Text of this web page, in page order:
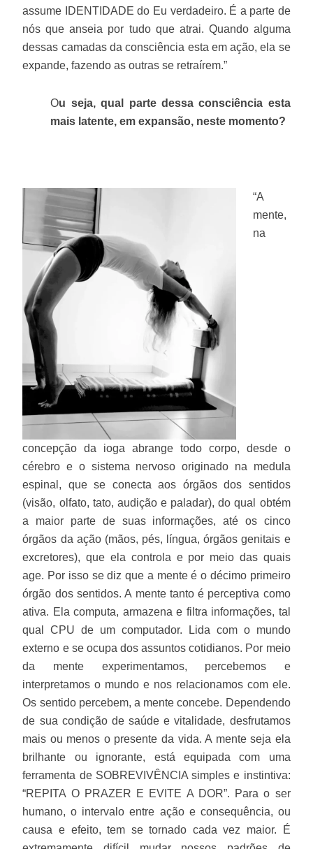
assume IDENTIDADE do Eu verdadeiro. É a parte de
nós que anseia por tudo que atrai. Quando alguma
dessas camadas da consciência esta em ação, ela se
expande, fazendo as outras se retraírem.”
Ou seja, qual parte dessa consciência esta
mais latente, em expansão, neste momento?
“A
mente,
na
concepção da ioga abrange todo corpo, desde o
cérebro e o sistema nervoso originado na medula
espinal, que se conecta aos órgãos dos sentidos
(visão, olfato, tato, audição e paladar), do qual obtém
a maior parte de suas informações, até os cinco
órgãos da ação (mãos, pés, língua, órgãos genitais e
excretores), que ela controla e por meio das quais
age. Por isso se diz que a mente é o décimo primeiro
órgão dos sentidos. A mente tanto é perceptiva como
ativa. Ela computa, armazena e filtra informações, tal
qual CPU de um computador. Lida com o mundo
externo e se ocupa dos assuntos cotidianos. Por meio
da mente experimentamos, percebemos e
interpretamos o mundo e nos relacionamos com ele.
Os sentido percebem, a mente concebe. Dependendo
de sua condição de saúde e vitalidade, desfrutamos
mais ou menos o presente da vida. A mente seja ela
brilhante ou ignorante, está equipada com uma
ferramenta de SOBREVIVÊNCIA simples e instintiva:
“REPITA O PRAZER E EVITE A DOR”. Para o ser
humano, o intervalo entre ação e consequência, ou
causa e efeito, tem se tornado cada vez maior. É